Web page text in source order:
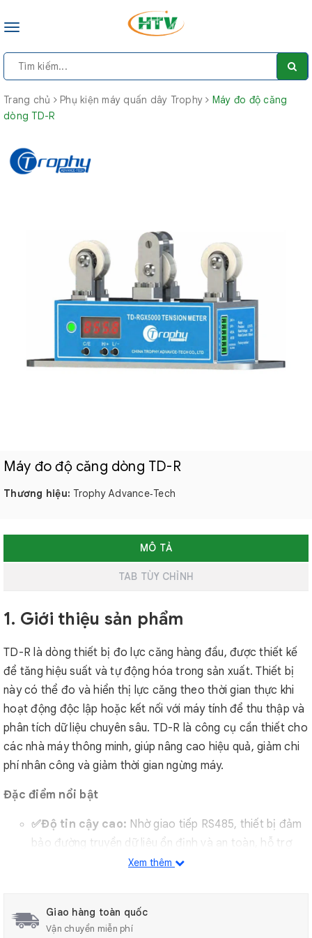
Toggle
Trang chủ Phụ kiện máy quấn dây Trophy
Máy đo độ căng
dòng TD-R
Máy đo độ căng dòng TD-R
Thương hiệu: Trophy Advance‑Tech
MÔ TẢ
TAB TÙY CHỈNH
1. Giới thiệu sản phẩm
TD-R là dòng thiết bị đo lực căng hàng đầu, được thiết kế
để tăng hiệu suất và tự động hóa trong sản xuất. Thiết bị
này có thể đo và hiển thị lực căng theo thời gian thực khi
hoạt động độc lập hoặc kết nối với máy tính để thu thập và
phân tích dữ liệu chuyên sâu. TD-R là công cụ cần thiết cho
các nhà máy thông minh, giúp nâng cao hiệu quả, giảm chi
phí nhân công và giảm thời gian ngừng máy.
Đặc điểm nổi bật
✅Độ tin cậy cao: Nhờ giao tiếp RS485, thiết bị đảm
bảo đường truyền dữ liệu ổn định và an toàn, hỗ trợ
kết nối lên đến 8 thiết bị cùng lúc.
cao, bạn sẽ nhận được dữ liệu đo lường tức thì và cực
kỳ chính xác.
Xem thêm
Giao hàng toàn quốc
Vận chuyển miễn phí